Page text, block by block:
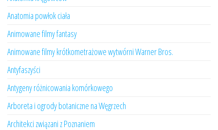
Anatomia powłok ciała
Animowane filmy fantasy
Animowane filmy krótkometrażowe wytwórni Warner Bros.
Antyfaszyści
Antygeny różnicowania komórkowego
Arboreta i ogrody botaniczne na Węgrzech
Architekci związani z Poznaniem